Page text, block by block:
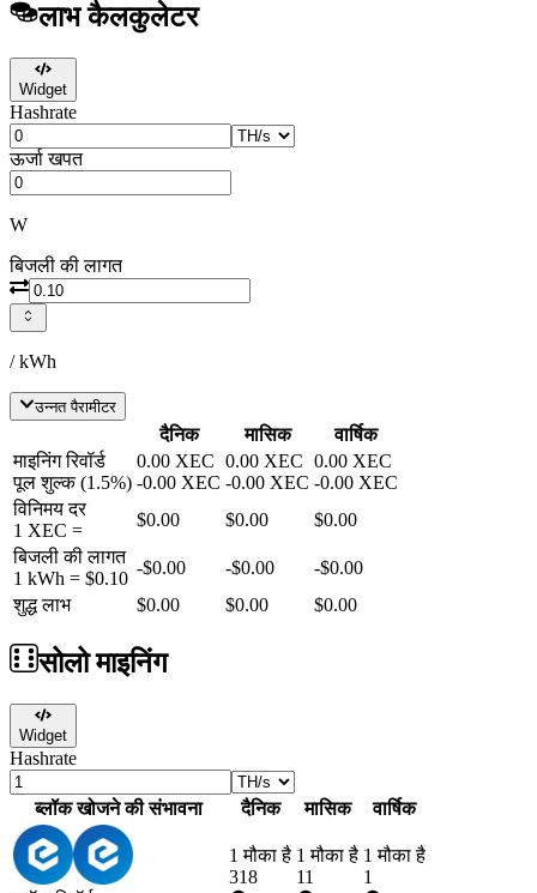
लाभ कैलकुलेटर
Widget
Hashrate
ऊर्जा खपत
W
बिजली की लागत
/ kWh
उन्नत पैरामीटर
दैनिक मासिक
वार्षिक
माइनिंग रिवॉर्ड
पूल शुल्क(1.5%)
0.00 XEC
-0.00 XEC
0.00 XEC
-0.00 XEC
0.00 XEC
-0.00 XEC
विनिमय दर
1 XEC =
$0.00 $0.00
$0.00
बिजली की लागत
1 kWh = $0.10
-$0.00 -$0.00 -$0.00
शुद्ध लाभ
$0.00 $0.00 $0.00
सोलो माइनिंग
Widget
Hashrate
ब्लॉक खोजने की संभावना दैनिक मासिक वार्षिक
1 मौका है
318
1 मौका है
11
1 मौका है
1